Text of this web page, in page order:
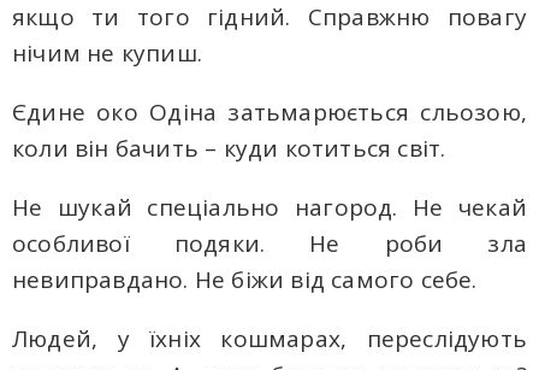
якщо ти того гідний. Справжню повагу
нічим не купиш.
Єдине око Одіна затьмарюється сльозою,
коли він бачить – куди котиться світ.
Не шукай спеціально нагород. Не чекай
особливої ​​подяки. Не роби зла
невиправдано. Не біжи від самого себе.
Людей, у їхніх кошмарах, переслідують